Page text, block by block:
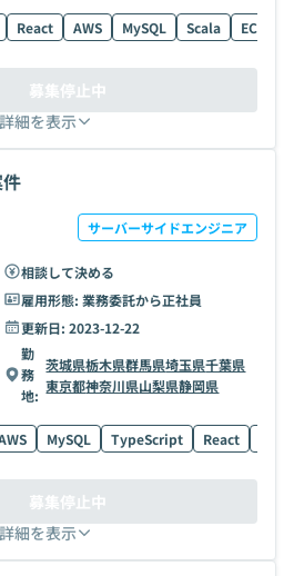
React AWS MySQL Scala ECS
詳細を表示
募集停止中
サーバーサイドエンジニア
相談して決める
雇用形態: 業務委託から正社員
更新日: 2023-12-22
勤
務
地:
茨城県栃木県群馬県埼玉県千葉県
東京都神奈川県山梨県静岡県
MySQL TypeScript React
詳細を表示
募集停止中